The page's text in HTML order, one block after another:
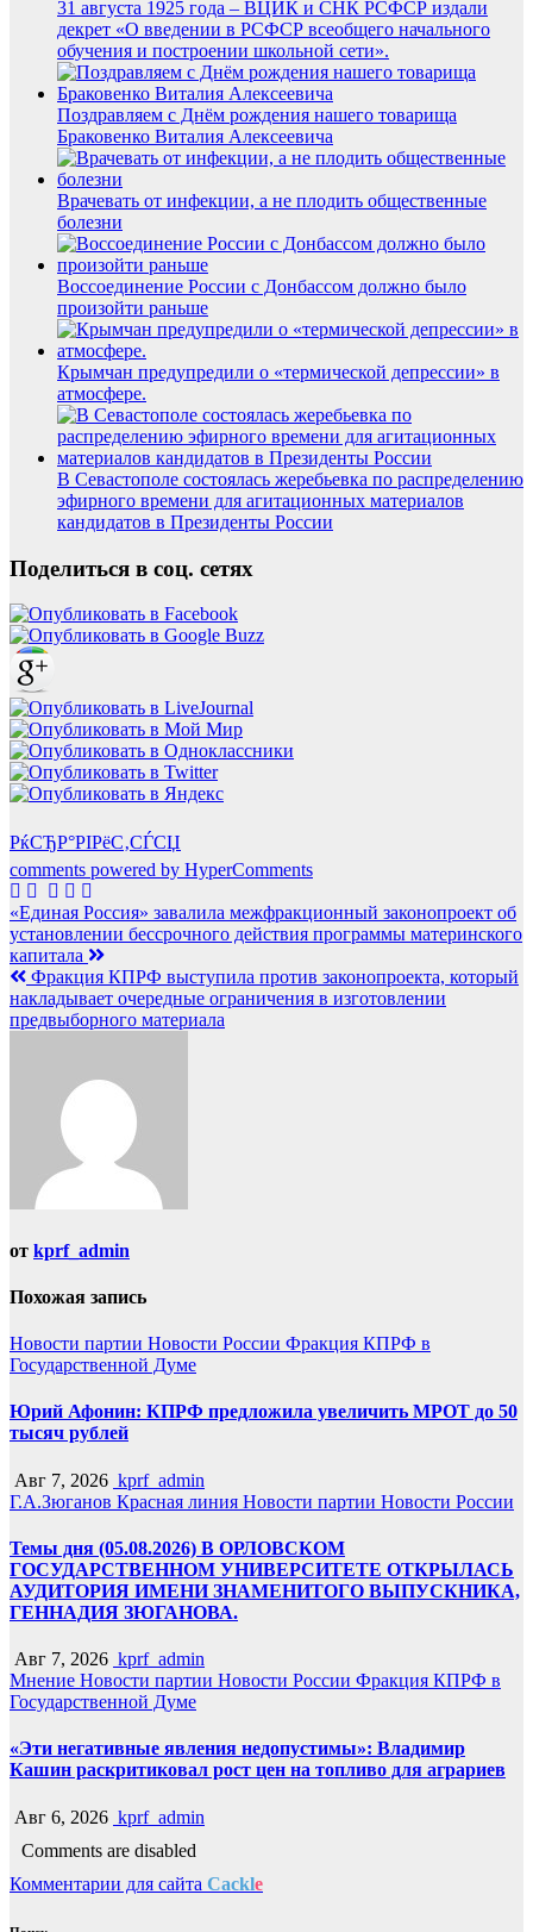
31 августа 1925 года – ВЦИК и СНК РСФСР издали
декрет «О введении в РСФСР всеобщего начального
обучения и построении школьной сети».
Поздравляем с Днём рождения нашего товарища
Браковенко Виталия Алексеевича
Врачевать от инфекции, а не плодить общественные
болезни
Воссоединение России с Донбассом должно было
произойти раньше
Крымчан предупредили о «термической депрессии» в
атмосфере.
В Севастополе состоялась жеребьевка по распределению
эфирного времени для агитационных материалов
кандидатов в Президенты России
Поделиться в соц. сетях
РќСЂР°РІРёС‚СЃСЏ
comments powered by HyperComments
Навигация
по
записям
«Единая Россия» завалила межфракционный законопроект об
установлении бессрочного действия программы материнского
капитала
Фракция КПРФ выступила против законопроекта, который
накладывает очередные ограничения в изготовлении
предвыборного материала
от kprf_admin
Похожая запись
Новости партии Новости России Фракция КПРФ в
Государственной Думе
Юрий Афонин: КПРФ предложила увеличить МРОТ до 50
тысяч рублей
Авг 7, 2026 kprf_admin
Г.А.Зюганов Красная линия Новости партии Новости России
Темы дня (05.08.2026) В ОРЛОВСКОМ
ГОСУДАРСТВЕННОМ УНИВЕРСИТЕТЕ ОТКРЫЛАСЬ
АУДИТОРИЯ ИМЕНИ ЗНАМЕНИТОГО ВЫПУСКНИКА,
ГЕННАДИЯ ЗЮГАНОВА.
Авг 7, 2026 kprf_admin
Мнение Новости партии Новости России Фракция КПРФ в
Государственной Думе
«Эти негативные явления недопустимы»: Владимир
Кашин раскритиковал рост цен на топливо для аграриев
Авг 6, 2026 kprf_admin
Comments are disabled
Комментарии для сайта Cackle